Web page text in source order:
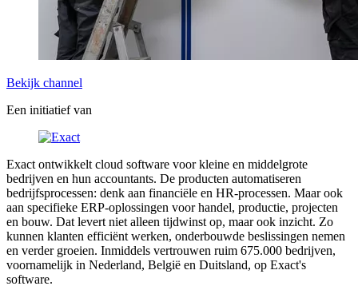
Bekijk channel
Een initiatief van
Exact ontwikkelt cloud software voor kleine en middelgrote
bedrijven en hun accountants. De producten automatiseren
bedrijfsprocessen: denk aan financiële en HR-processen. Maar ook
aan specifieke ERP-oplossingen voor handel, productie, projecten
en bouw. Dat levert niet alleen tijdwinst op, maar ook inzicht. Zo
kunnen klanten efficiënt werken, onderbouwde beslissingen nemen
en verder groeien. Inmiddels vertrouwen ruim 675.000 bedrijven,
voornamelijk in Nederland, België en Duitsland, op Exact's
software.